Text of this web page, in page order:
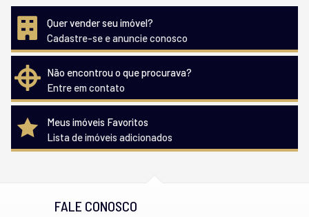
Quer vender seu imóvel?
Cadastre-se e anuncie conosco
Não encontrou o que procurava?
Entre em contato
Meus imóveis Favoritos
Lista de imóveis adicionados
FALE CONOSCO